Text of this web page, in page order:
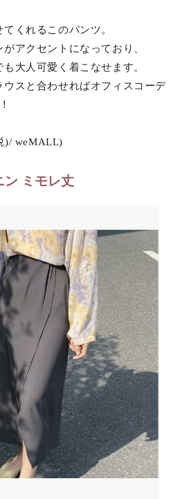
くれるこのパンツ。
アクセントになっており、
大人可愛く着こなせます。
ウスと合わせればオフィスコーデ
)/ weMALL)
ン ミモレ丈